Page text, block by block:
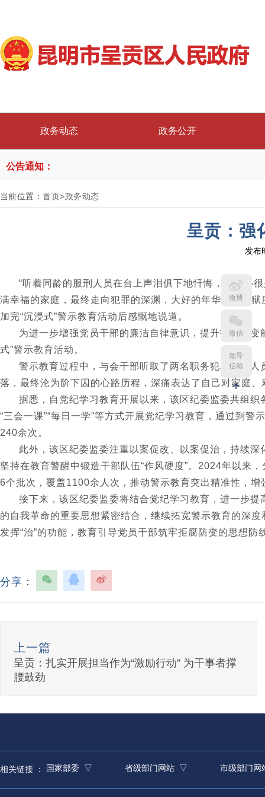
政务动态 政务公开
公告通知：
微博
微信
领导
信箱
当前位置：首页>政务动态
呈贡：强
发
“听着同龄的服刑人员在台上声泪俱下地忏悔，我内心
满幸福的家庭，最终走向犯罪的深渊，大好的年华要在监
加完“沉浸式”警示教育活动后感慨地说道。
为进一步增强党员干部的廉洁自律意识，提升拒腐防
式”警示教育活动。
警示教育过程中，与会干部听取了两名职务犯罪服刑
落，最终沦为阶下囚的心路历程，深痛表达了自己对家庭
据悉，自党纪学习教育开展以来，该区纪委监委共组
“三会一课”“每日一学”等方式开展党纪学习教育，通过到
240余次。
此外，该区纪委监委注重以案促改、以案促治，持续
坚持在教育警醒中锻造干部队伍“作风硬度”。2024年以来
6个批次，覆盖1100余人次，推动警示教育突出精准性，增
接下来，该区纪委监委将结合党纪学习教育，进一步
的自我革命的重要思想紧密结合，继续拓宽警示教育的深
发挥“治”的功能，教育引导党员干部筑牢拒腐防变的思想
分享：
上一篇
呈贡：扎实开展担当作为“激励行动” 为干事者撑
腰鼓劲
相关链接 ： 国家部委 ▽ 省级部门网站 ▽ 市级部门